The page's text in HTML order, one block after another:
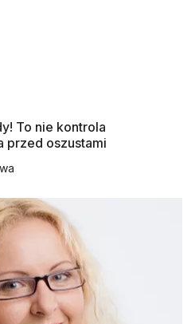
To nie kontrola
przed oszustami